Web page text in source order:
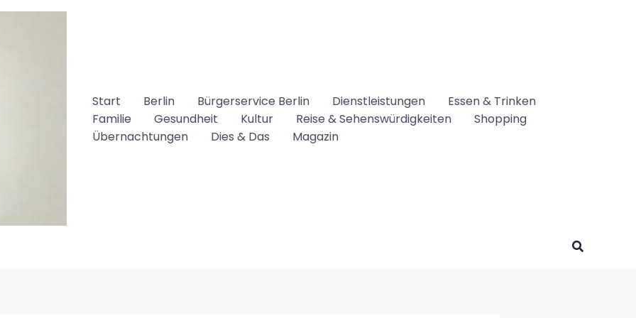
Start Berlin Bürgerservice Berlin Dienstleistungen
Essen & Trinken
Familie
Gesundheit Kultur Reise & Sehenswürdigkeiten
Shopping
Übernachtungen
Dies & Das Magazin
Suchen